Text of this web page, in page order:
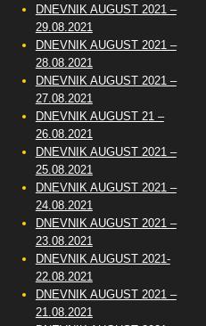
DNEVNIK AUGUST 2021 –
29.08.2021
DNEVNIK AUGUST 2021 –
28.08.2021
DNEVNIK AUGUST 2021 –
27.08.2021
DNEVNIK AUGUST 21 –
26.08.2021
DNEVNIK AUGUST 2021 –
25.08.2021
DNEVNIK AUGUST 2021 –
24.08.2021
DNEVNIK AUGUST 2021 –
23.08.2021
DNEVNIK AUGUST 2021-
22.08.2021
DNEVNIK AUGUST 2021 –
21.08.2021